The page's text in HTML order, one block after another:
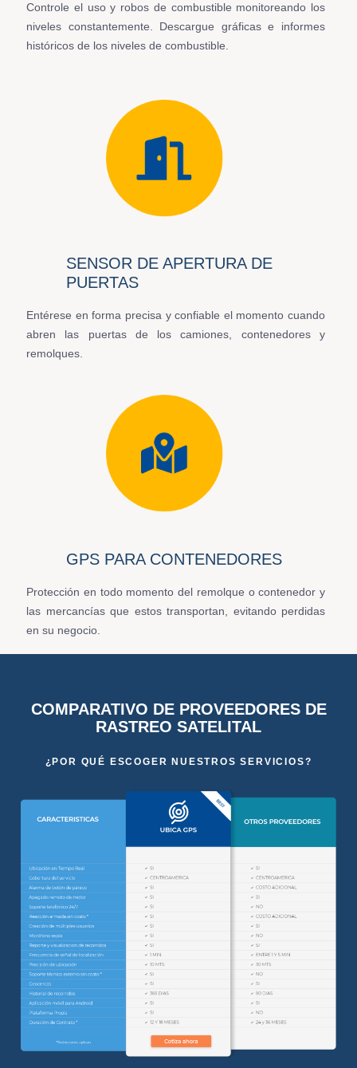
Controle el uso y robos de combustible monitoreando los
niveles constantemente. Descargue gráficas e informes
históricos de los niveles de combustible.
SENSOR DE APERTURA DE
PUERTAS
Entérese en forma precisa y confiable el momento cuando
abren las puertas de los camiones, contenedores y
remolques.
GPS PARA CONTENEDORES
Protección en todo momento del remolque o contenedor y
las mercancías que estos transportan, evitando perdidas
en su negocio.
COMPARATIVO DE PROVEEDORES DE
RASTREO SATELITAL
¿POR QUÉ ESCOGER NUESTROS SERVICIOS?